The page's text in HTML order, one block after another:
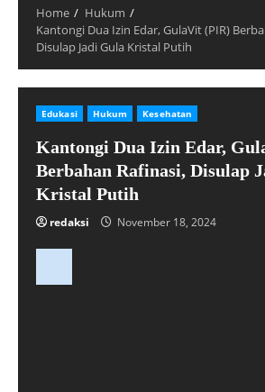
Home
Hukum
Kantongi Dua Izin Edar, GulaVit (PIR)
Disulap Jadi Gula Kristal Putih
Edukasi Hukum Kesehatan
Kantongi Dua Izin Edar,
Berbahan Rafinasi, Disulap
Kristal Putih
redaksi November 18, 2024